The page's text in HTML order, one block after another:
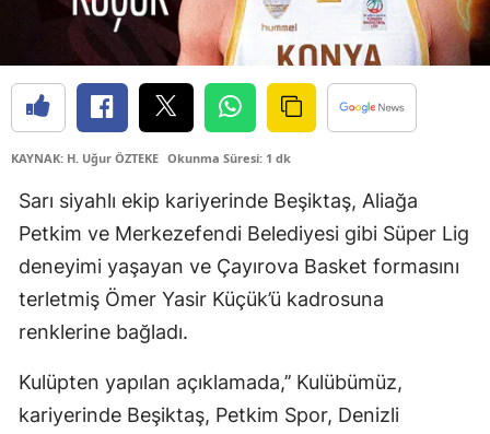
Bursa
Çanakkale
Çankırı
Denizli
Diyarbakır
Edirne
Erzincan
Erzurum
KAYNAK: H. Uğur ÖZTEKE Okunma Süresi: 1 dk
Sarı siyahlı ekip kariyerinde Beşiktaş, Aliağa
Petkim ve Merkezefendi Belediyesi gibi Süper Lig
deneyimi yaşayan ve Çayırova Basket formasını
terletmiş Ömer Yasir Küçük’ü kadrosuna
renklerine bağladı.
Kulüpten yapılan açıklamada,’’ Kulübümüz,
kariyerinde Beşiktaş, Petkim Spor, Denizli